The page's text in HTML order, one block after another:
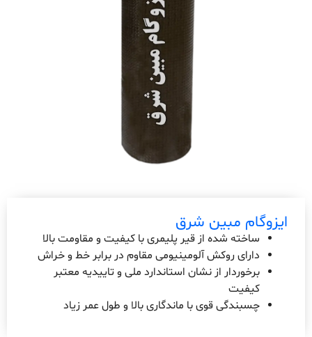
ایزوگام مبین شرق
ساخته شده از قیر پلیمری با کیفیت و مقاومت بالا
دارای روکش آلومینیومی مقاوم در برابر خط و خراش
برخوردار از نشان استاندارد ملی و تاییدیه معتبر
کیفیت
چسبندگی قوی با ماندگاری بالا و طول عمر زیاد